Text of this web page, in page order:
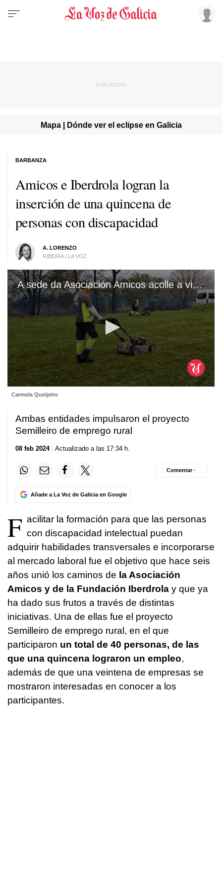
Mapa | Dónde ver el eclipse en Galicia
Amicos e Iberdrola logran la
inserción de una quincena de
personas con discapacidad
A. LORENZO
RIBEIRA / LA VOZ
BARBANZA
A sede da Asociación Amicos acolle a visita de TeresaRodríguez e Guadalupe Cuadra, representantes da Fundación Iberdrola
seconds
seconds
Carmela Queijeiro
Ambas entidades impulsaron el proyecto
Semilleiro de emprego rural
08 feb 2024. Actualizado a las 17:34 h.
Añade a La Voz de Galicia en Google
Comentar ·
F acilitar la formación para que las personas
con discapacidad intelectual puedan
adquirir habilidades transversales e incorporarse
al mercado laboral fue el objetivo que hace seis
años unió los caminos de la Asociación
Amicos y de la Fundación Iberdrola y que ya
ha dado sus frutos a través de distintas
iniciativas. Una de ellas fue el proyecto
Semilleiro de emprego rural, en el que
participaron un total de 40 personas, de las
que una quincena lograron un empleo,
además de que una veintena de empresas se
mostraron interesadas en conocer a los
participantes.